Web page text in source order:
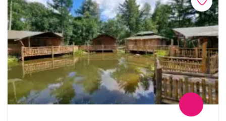
tot Nationaal Park Drents-Friese Wold en
het Fochteloërveen, waar je kunt
wandelen, fietsen en stilte vinden in
uitgestrekte natuurgebieden.
kippen die het ritme van het erf bepalen.
Op de boerderij beleven kinderen het
boerenleven van dichtbij. Ze mogen
helpen met het uit de wei halen van de
koeien, de kalfjes melk geven, herten en
andere boerderijdieren voeren, of een vers
eitje rapen bij de kippen. Wandelingen met
alpaca’s vormen een extra belevenis en